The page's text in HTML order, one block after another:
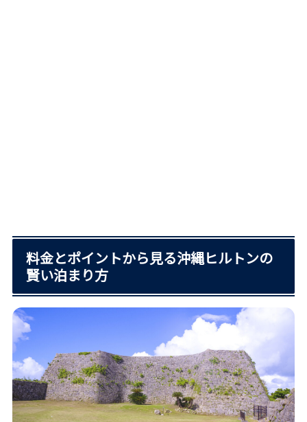
料金とポイントから見る沖縄ヒルトンの
賢い泊まり方